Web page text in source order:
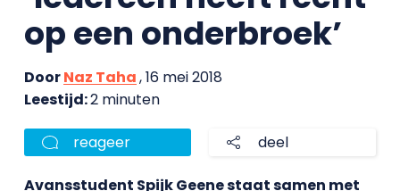
op een onderbroek’
DoorNaz Taha, 16 mei 2018
Leestijd:2 minuten
reageer deel
Avansstudent Spijk Geene staat samen met